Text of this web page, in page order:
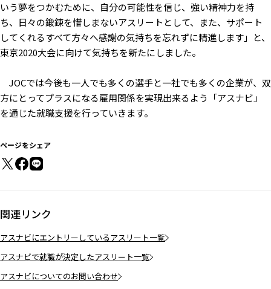
いう夢をつかむために、自分の可能性を信じ、強い精神力を持
ち、日々の鍛錬を惜しまないアスリートとして、また、サポート
してくれるすべて方々へ感謝の気持ちを忘れずに精進します」と、
東京2020大会に向けて気持ちを新たにしました。
JOCでは今後も一人でも多くの選手と一社でも多くの企業が、双
方にとってプラスになる雇用関係を実現出来るよう「アスナビ」
を通じた就職支援を行っていきます。
ページをシェア
関連リンク
アスナビにエントリーしているアスリート一覧
アスナビで就職が決定したアスリート一覧
アスナビについてのお問い合わせ